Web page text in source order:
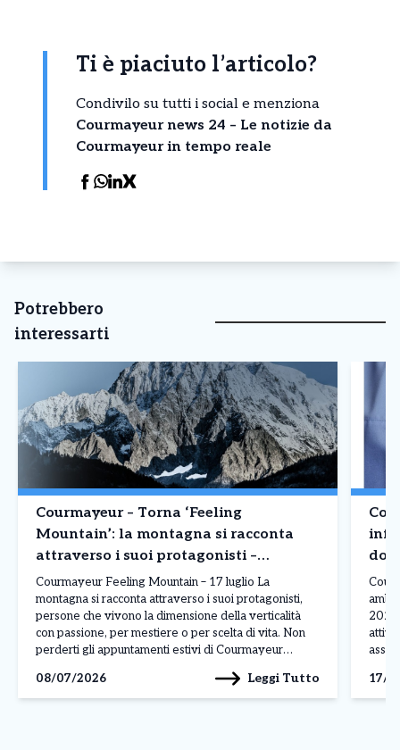
Ti è piaciuto l’articolo?
Condivilo su tutti i social e menziona
Courmayeur news 24 – Le notizie da
Courmayeur in tempo reale
Potrebbero
interessarti
Courmayeur – Torna ‘Feeling
Mountain’: la montagna si racconta
attraverso i suoi protagonisti –
Appuntamento 17 luglio
Courmayeur Feeling Mountain – 17 luglio La
montagna si racconta attraverso i suoi protagonisti,
persone che vivono la dimensione della verticalità
con passione, per mestiere o per scelta di vita. Non
perderti gli appuntamenti estivi di Courmayeur
porta ai piedi del Monte Bianco le storie e i volti […]
08/07/2026 Leggi Tutto
2026
17/